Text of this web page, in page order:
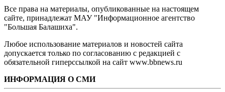
Все права на материалы, опубликованные на настоящем
сайте, принадлежат МАУ "Информационное агентство
"Большая Балашиха".
Любое использование материалов и новостей сайта
допускается только по согласованию с редакцией с
обязательной гиперссылкой на сайт www.bbnews.ru
ИНФОРМАЦИЯ О СМИ